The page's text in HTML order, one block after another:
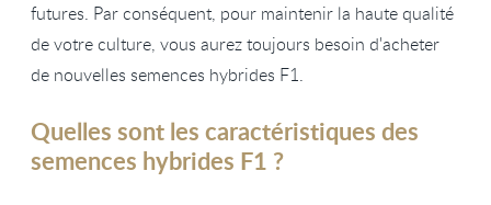
futures. Par conséquent, pour maintenir la haute qualité
de votre culture, vous aurez toujours besoin d'acheter
de nouvelles semences hybrides F1.
Quelles sont les caractéristiques des
semences hybrides F1 ?